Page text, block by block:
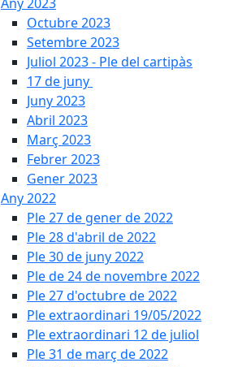
Octubre 2023
Setembre 2023
Juliol 2023 - Ple del cartipàs
17 de juny
Juny 2023
Abril 2023
Març 2023
Febrer 2023
Gener 2023
Any 2022
Ple 27 de gener de 2022
Ple 28 d'abril de 2022
Ple 30 de juny 2022
Ple de 24 de novembre 2022
Ple 27 d'octubre de 2022
Ple extraordinari 19/05/2022
Ple extraordinari 12 de juliol
Ple 31 de març de 2022